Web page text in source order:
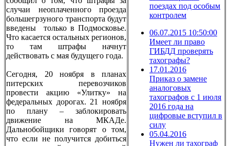
случаи неоплаченного проезда
большегрзуного транспорта будут
введены только в Подмосковье.
Что касается остальных регионов,
то там штрафы начнут
действовать с мая будущего года.
Сегодня, 20 ноября в планах
питерских перевозчиков
провести акцию «Улитку» на
федеральных дорогах. 21 ноября
по плану – заблокировать
движение на МКАДе.
Дальнобойщики говорят о том,
что если не получится добиться
поездах под особым
контролем
06.07.2015 10:50:00
Имеет ли право
ГИБДД проверять
тахографы?
17.01.2016
Приказ о замене
аналоговых
тахографов с 1 июля
2016 года на
цифровые вступил в
силу
05.04.2016
Нужен ли тахограф